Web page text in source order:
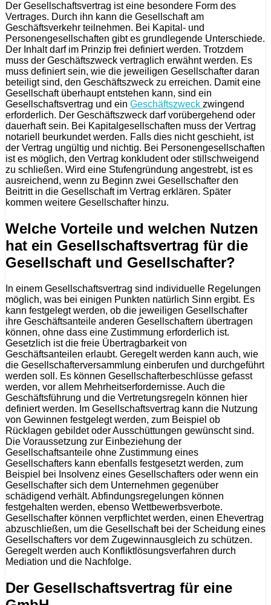
Der Gesellschaftsvertrag ist eine besondere Form des
Vertrages. Durch ihn kann die Gesellschaft am
Geschäftsverkehr teilnehmen. Bei Kapital- und
Personengesellschaften gibt es grundlegende Unterschiede.
Der Inhalt darf im Prinzip frei definiert werden. Trotzdem
muss der Geschäftszweck vertraglich erwähnt werden. Es
muss definiert sein, wie die jeweiligen Gesellschafter daran
beteiligt sind, den Geschäftszweck zu erreichen. Damit eine
Gesellschaft überhaupt entstehen kann, sind ein
Gesellschaftsvertrag und ein Geschäftszweck zwingend
erforderlich. Der Geschäftszweck darf vorübergehend oder
dauerhaft sein. Bei Kapitalgesellschaften muss der Vertrag
notariell beurkundet werden. Falls dies nicht geschieht, ist
der Vertrag ungültig und nichtig. Bei Personengesellschaften
ist es möglich, den Vertrag konkludent oder stillschweigend
zu schließen. Wird eine Stufengründung angestrebt, ist es
ausreichend, wenn zu Beginn zwei Gesellschafter den
Beitritt in die Gesellschaft im Vertrag erklären. Später
kommen weitere Gesellschafter hinzu.
Welche Vorteile und welchen Nutzen
hat ein Gesellschaftsvertrag für die
Gesellschaft und Gesellschafter?
In einem Gesellschaftsvertrag sind individuelle Regelungen
möglich, was bei einigen Punkten natürlich Sinn ergibt. Es
kann festgelegt werden, ob die jeweiligen Gesellschafter
ihre Geschäftsanteile anderen Gesellschaftern übertragen
können, ohne dass eine Zustimmung erforderlich ist.
Gesetzlich ist die freie Übertragbarkeit von
Geschäftsanteilen erlaubt. Geregelt werden kann auch, wie
die Gesellschafterversammlung einberufen und durchgeführt
werden soll. Es können Gesellschafterbeschlüsse gefasst
werden, vor allem Mehrheitserfordernisse. Auch die
Geschäftsführung und die Vertretungsregeln können hier
definiert werden. Im Gesellschaftsvertrag kann die Nutzung
von Gewinnen festgelegt werden, zum Beispiel ob
Rücklagen gebildet oder Ausschüttungen gewünscht sind.
Die Voraussetzung zur Einbeziehung der
Gesellschaftsanteile ohne Zustimmung eines
Gesellschafters kann ebenfalls festgesetzt werden, zum
Beispiel bei Insolvenz eines Gesellschafters oder wenn ein
Gesellschafter sich dem Unternehmen gegenüber
schädigend verhält. Abfindungsregelungen können
festgehalten werden, ebenso Wettbewerbsverbote.
Gesellschafter können verpflichtet werden, einen Ehevertrag
abzuschließen, um die Gesellschaft bei der Scheidung eines
Gesellschafters vor dem Zugewinnausgleich zu schützen.
Geregelt werden auch Konfliktlösungsverfahren durch
Mediation und die Nachfolge.
Der Gesellschaftsvertrag für eine